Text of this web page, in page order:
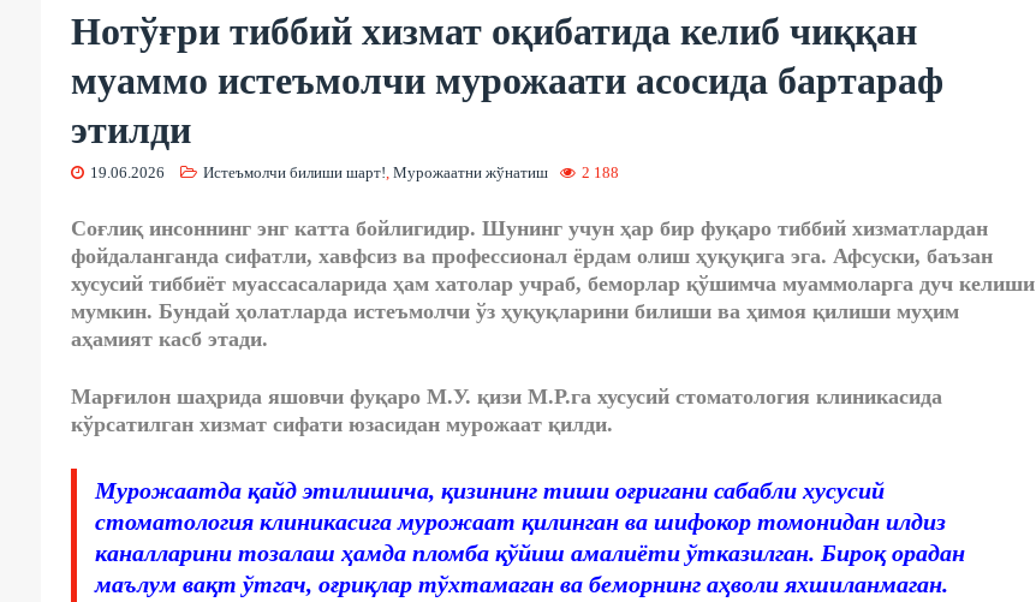
Нотўғри тиббий хизмат оқибатида келиб чиққан
муаммо истеъмолчи мурожаати асосида бартараф
этилди
19.06.2026 Истеъмолчи билиши шарт!, Мурожаатни жўнатиш 2 188
Соғлиқ инсоннинг энг катта бойлигидир. Шунинг учун ҳар бир фуқаро тиббий хизматлардан
фойдаланганда сифатли, хавфсиз ва профессионал ёрдам олиш ҳуқуқига эга. Афсуски, баъзан
хусусий тиббиёт муассасаларида ҳам хатолар учраб, беморлар қўшимча муаммоларга дуч келиши
мумкин. Бундай ҳолатларда истеъмолчи ўз ҳуқуқларини билиши ва ҳимоя қилиши муҳим
аҳамият касб этади.
Марғилон шаҳрида яшовчи фуқаро М.У. қизи М.Р.га хусусий стоматология клиникасида
кўрсатилган хизмат сифати юзасидан мурожаат қилди.
Мурожаатда қайд этилишича, қизининг тиши оғригани сабабли хусусий
стоматология клиникасига мурожаат қилинган ва шифокор томонидан илдиз
каналларини тозалаш ҳамда пломба қўйиш амалиёти ўтказилган. Бироқ орадан
маълум вақт ўтгач, оғриқлар тўхтамаган ва беморнинг аҳволи яхшиланмаган.